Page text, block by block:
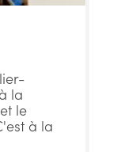
la
le
à la